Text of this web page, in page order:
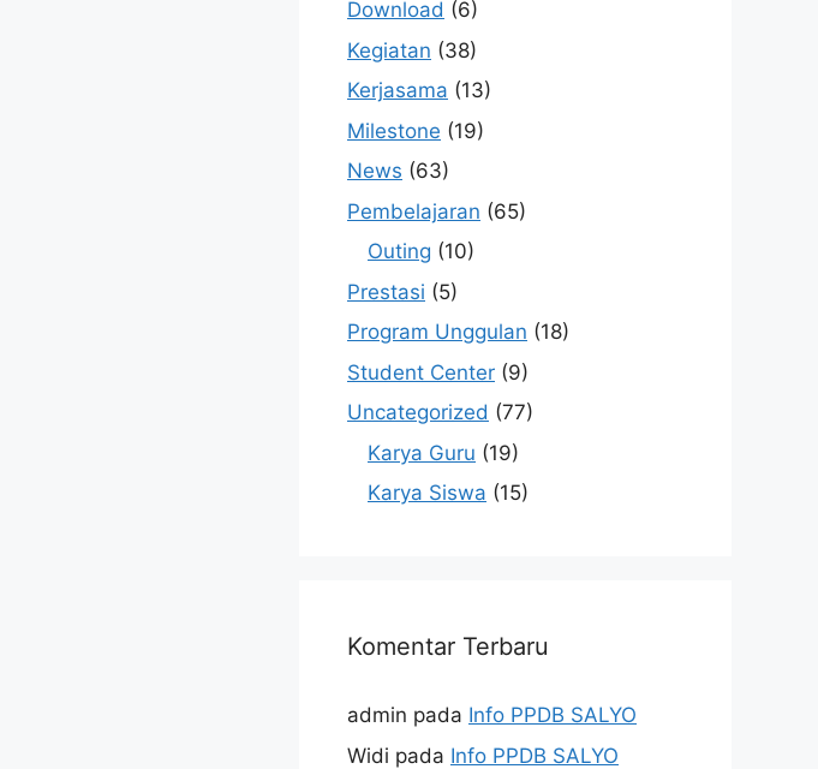
Download (6)
Kegiatan (38)
Kerjasama (13)
Milestone (19)
News (63)
Pembelajaran (65)
Outing (10)
Prestasi (5)
Program Unggulan (18)
Student Center (9)
Uncategorized (77)
Karya Guru (19)
Karya Siswa (15)
Komentar Terbaru
admin pada Info PPDB SALYO
Widi pada Info PPDB SALYO